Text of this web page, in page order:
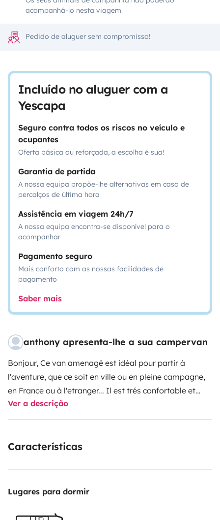
acompanhá-lo nesta viagem
Pedido de aluguer sem compromisso!
Incluído no aluguer com a
Yescapa
Seguro contra todos os riscos no veículo e
ocupantes
Oferta básica ou reforçada, a escolha é sua!
Garantia de partida
A nossa equipa propõe-lhe alternativas em caso de
percalços de última hora
Assistência em viagem 24h/7
A nossa equipa encontra-se disponível para o
acompanhar
Pagamento seguro
Mais conforto com as nossas facilidades de
pagamento
Saber mais
anthony apresenta-lhe a sua campervan
Bonjour, Ce van amenagé est idéal pour partir à
l'aventure, que ce soit en ville ou en pleine campagne,
en France ou à l'etranger... Il est trés confortable et
facile à manoeuvrer, sa petite hauteur (1,97m) lui
permet de passer dans quasiment tous les parking et il
vaisselle, poêle, casserole, passoire, décapsuleur/tire
arrière se transforme en lit de 190x130 cm. Possibilité
20L chacune + pompe electrique.
Ver a descrição
Características
Lugares para dormir